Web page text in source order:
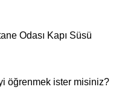
Odası Kapı Süsü
öğrenmek ister misiniz?